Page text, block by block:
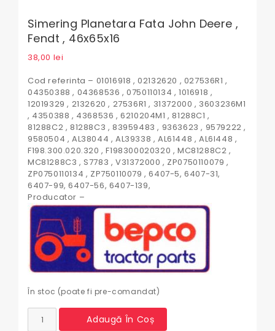
Simering Planetara Fata John Deere ,
Fendt , 46x65x16
38,00 lei
Cod referinta – 01016918 , 02132620 , 027536R1 ,
04350388 , 04368536 , 0750110134 , 1016918 ,
12019329 , 2132620 , 27536R1 , 31372000 , 3603236M1
, 4350388 , 4368536 , 6210204M1 , 81288C1 ,
81288C2 , 81288C3 , 83959483 , 9363623 , 9579222 ,
9580504 , AL38044 , AL39338 , AL61448 , AL6I448 ,
F198.300.020.320 , F198300020320 , MC81288C2 ,
MC81288C3 , S7783 , V31372000 , ZP0750110079 ,
ZP0750110134 , ZP750110079 , 6407-5, 6407-31,
6407-99, 6407-56, 6407-139,
Producator –
În stoc (poate fi pre-comandat)
Cantitate
Simering
Adaugă În Coș